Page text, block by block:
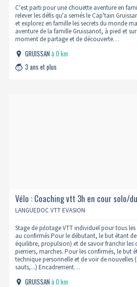
C'est parti pour une chouette aventure en
relever les défis qu'a semés le Cap'tain
et explorez en famille les secrets du monde
aventure de la famille Gruissanot, à pied et
moment de partage et de découverte…
GRUISSANà 0 km
3 ans et plus
Vélo : Coaching vtt 3h en cour solo/
LANGUEDOC VTT EVASION
Stage de pilotage VTT individuel pour tous
au confirmés Pour le débutant, le but étant
équilibre, propulsion) et de savoir franchir les
pierriers, marches. Pour les confirmés, le but
technique personnelle et de voir de
sauts,...) Encadrement…
GRUISSANà 0 km